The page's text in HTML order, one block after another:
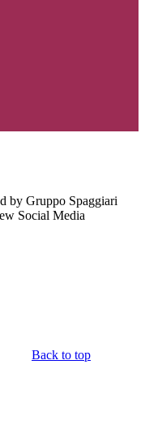
by Gruppo Spaggiari
Social Media
Back to top